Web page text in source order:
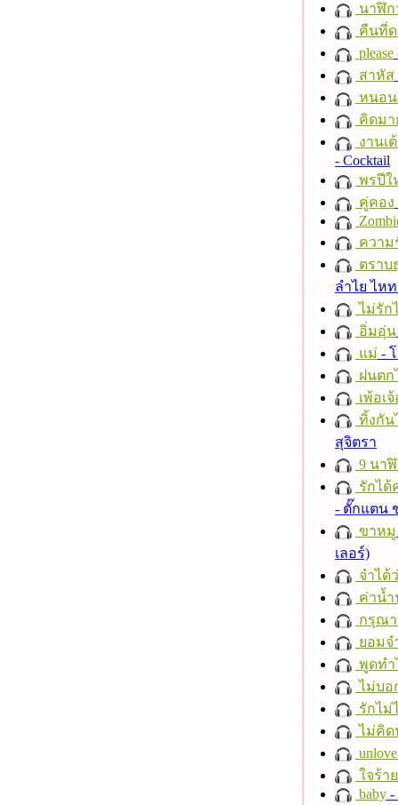
นาฬิก
คืนที่ด
please
สาหัส
หนอน
คิดมา
งานเ
- Cocktail
พรปีใ
คู่คอง
ความ
ตราบ
ลำไย ไห
ไม่รัก
อิ่มอุ่น
แม่ -
ฝนตก
เพ้อเ
ทิ้งกัน
สุจิตรา
9 นา
รักได้
- ตั๊กแตน
ขาหมู
เลอร์)
จำได้
ค่าน้
กรุณา
ยอม
พูดทำ
ไม่บอ
รักไม่
ไม่คิด
ใจร้าย
baby -